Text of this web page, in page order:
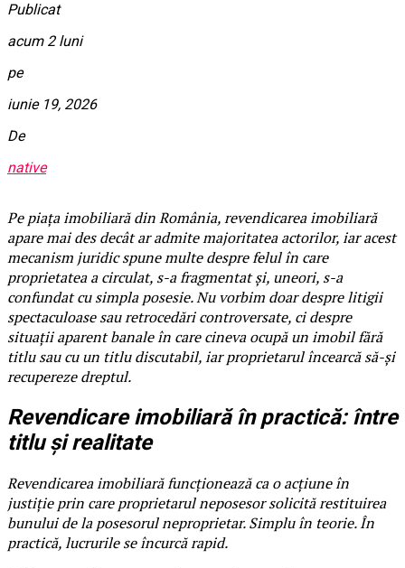
Publicat
acum 2 luni
pe
iunie 19, 2026
De
native
Pe piața imobiliară din România, revendicarea imobiliară
apare mai des decât ar admite majoritatea actorilor, iar acest
mecanism juridic spune multe despre felul în care
proprietatea a circulat, s-a fragmentat și, uneori, s-a
confundat cu simpla posesie. Nu vorbim doar despre litigii
spectaculoase sau retrocedări controversate, ci despre
situații aparent banale în care cineva ocupă un imobil fără
titlu sau cu un titlu discutabil, iar proprietarul încearcă să-și
recupereze dreptul.
Revendicare imobiliară în practică: între
titlu și realitate
Revendicarea imobiliară funcționează ca o acțiune în
justiție prin care proprietarul neposesor solicită restituirea
bunului de la posesorul neproprietar. Simplu în teorie. În
practică, lucrurile se încurcă rapid.